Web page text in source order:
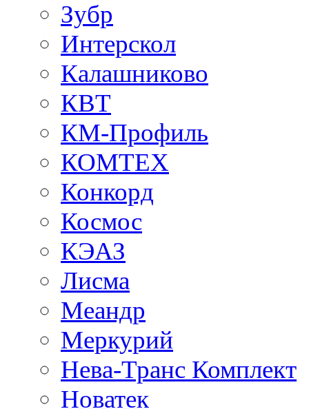
Зубр
Интерскол
Калашниково
КВТ
КМ-Профиль
КОМТЕХ
Конкорд
Космос
КЭАЗ
Лисма
Меандр
Меркурий
Нева-Транс Комплект
Новатек